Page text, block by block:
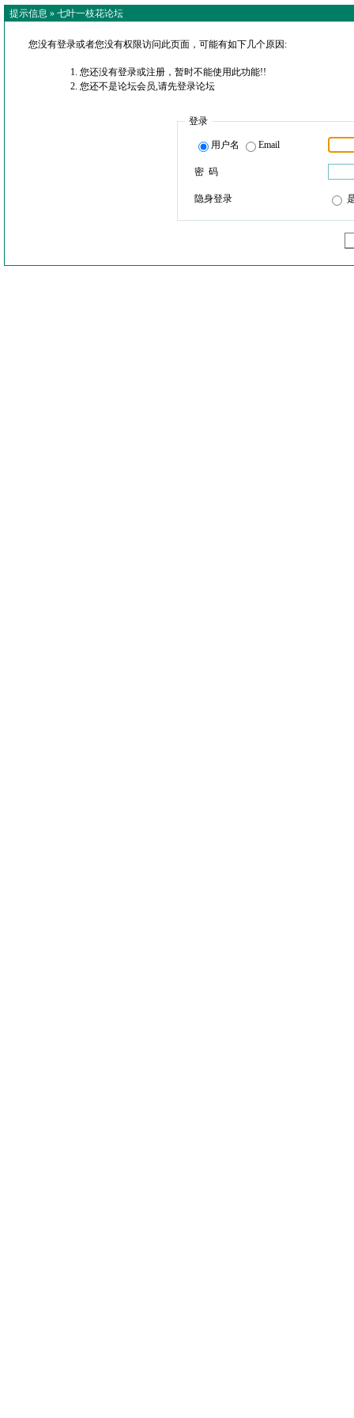
提示信息 » 七叶一枝花论坛
您没有登录或者您没有权限访问此页面，可能有如下几个原因:
您还没有登录或注册，暂时不能使用此功能!!
您还不是论坛会员,请先登录论坛
登录
用户名 Email
密 码
隐身登录